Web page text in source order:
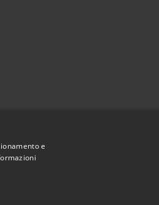
e